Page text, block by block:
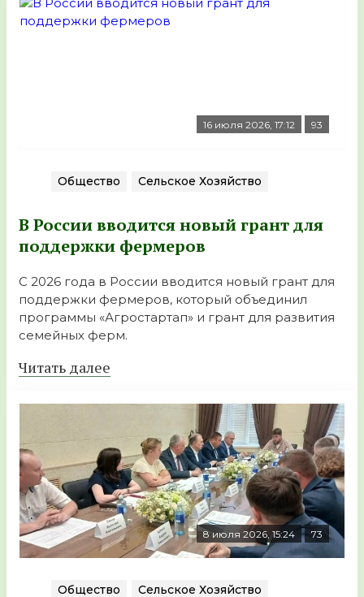
16 июля 2026, 17:12 93
Общество Сельское Хозяйство
В России вводится новый грант для
поддержки фермеров
С 2026 года в России вводится новый грант для
поддержки фермеров, который объединил
программы «Агростартап» и грант для развития
семейных ферм.
Читать далее
8 июля 2026, 15:24 73
Общество Сельское Хозяйство